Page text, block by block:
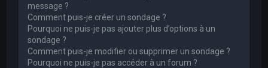
message ?
Comment puis-je créer un sondage ?
Pourquoi ne puis-je pas ajouter plus d’options à un
sondage ?
Comment puis-je modifier ou supprimer un sondage ?
Pourquoi ne puis-je pas accéder à un forum ?